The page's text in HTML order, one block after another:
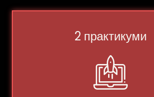
2 практикуми